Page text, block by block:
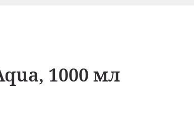
1000 мл